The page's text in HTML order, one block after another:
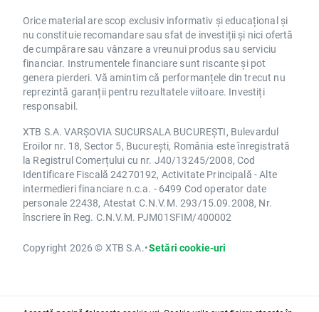
Orice material are scop exclusiv informativ și educațional și
nu constituie recomandare sau sfat de investiții și nici ofertă
de cumpărare sau vânzare a vreunui produs sau serviciu
financiar. Instrumentele financiare sunt riscante și pot
genera pierderi. Vă amintim că performanțele din trecut nu
reprezintă garanții pentru rezultatele viitoare. Investiți
responsabil.
XTB S.A. VARȘOVIA SUCURSALA BUCUREȘTI, Bulevardul
Eroilor nr. 18, Sector 5, București, România este înregistrată
la Registrul Comerțului cu nr. J40/13245/2008, Cod
Identificare Fiscală 24270192, Activitate Principală - Alte
intermedieri financiare n.c.a. - 6499 Cod operator date
personale 22438, Atestat C.N.V.M. 293/15.09.2008, Nr.
înscriere în Reg. C.N.V.M. PJM01SFIM/400002
Copyright 2026 © XTB S.A.•Setări cookie-uri